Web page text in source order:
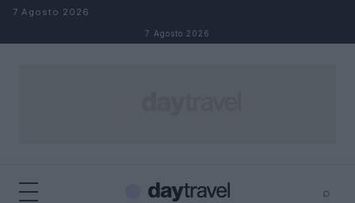
Salta al contenuto
7 Agosto 2026
7 Agosto 2026
⌕